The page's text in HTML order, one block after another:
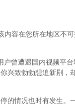
内容在您所在地区
曾遭遇国内视频平
兴致勃勃想追新剧，
的情况也时有发生。